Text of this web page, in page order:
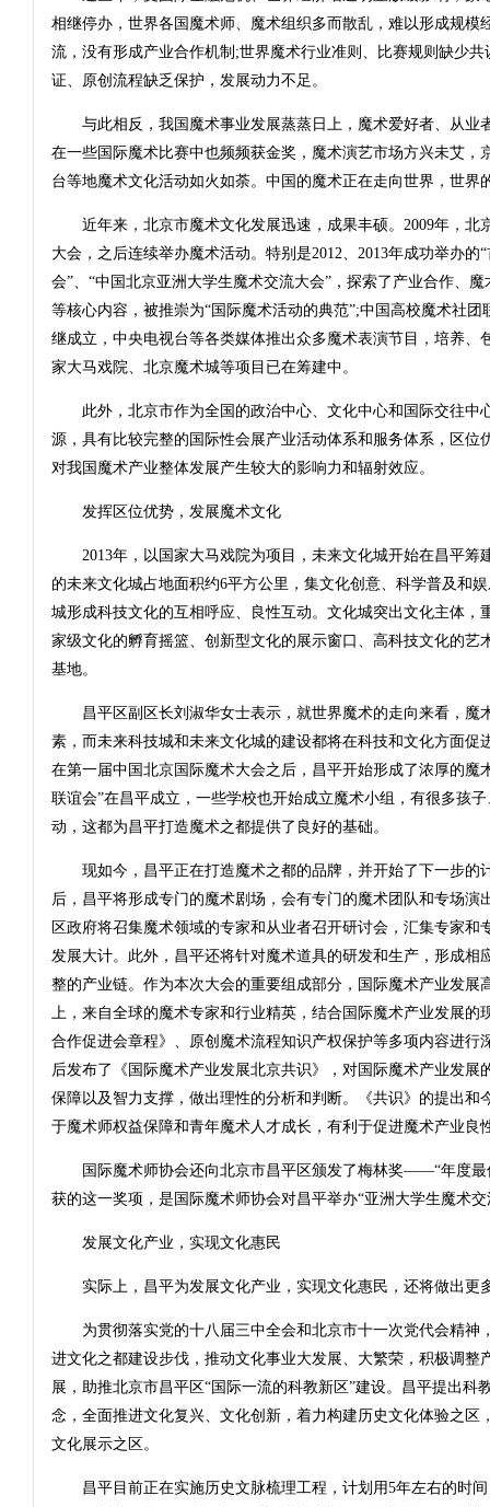
相继停办，世界各国魔术师、魔术组织多而散乱，难以形成规模
流，没有形成产业合作机制;世界魔术行业准则、比赛规则缺少
证、原创流程缺乏保护，发展动力不足。
与此相反，我国魔术事业发展蒸蒸日上，魔术爱好者、从业
在一些国际魔术比赛中也频频获金奖，魔术演艺市场方兴未艾，
台等地魔术文化活动如火如荼。中国的魔术正在走向世界，世界
近年来，北京市魔术文化发展迅速，成果丰硕。2009年，北
大会，之后连续举办魔术活动。特别是2012、2013年成功举办的
会”、“中国北京亚洲大学生魔术交流大会”，探索了产业合作、
等核心内容，被推崇为“国际魔术活动的典范”;中国高校魔术社团
继成立，中央电视台等各类媒体推出众多魔术表演节目，培养、
家大马戏院、北京魔术城等项目已在筹建中。
此外，北京市作为全国的政治中心、文化中心和国际交往中
源，具有比较完整的国际性会展产业活动体系和服务体系，区位
对我国魔术产业整体发展产生较大的影响力和辐射效应。
发挥区位优势，发展魔术文化
2013年，以国家大马戏院为项目，未来文化城开始在昌平筹
的未来文化城占地面积约6平方公里，集文化创意、科学普及和
城形成科技文化的互相呼应、良性互动。文化城突出文化主体，
家级文化的孵育摇篮、创新型文化的展示窗口、高科技文化的艺
基地。
昌平区副区长刘淑华女士表示，就世界魔术的走向来看，魔
素，而未来科技城和未来文化城的建设都将在科技和文化方面促
在第一届中国北京国际魔术大会之后，昌平开始形成了浓厚的魔
联谊会”在昌平成立，一些学校也开始成立魔术小组，有很多孩
动，这都为昌平打造魔术之都提供了良好的基础。
现如今，昌平正在打造魔术之都的品牌，并开始了下一步的
后，昌平将形成专门的魔术剧场，会有专门的魔术团队和专场演
区政府将召集魔术领域的专家和从业者召开研讨会，汇集专家和
发展大计。此外，昌平还将针对魔术道具的研发和生产，形成相
整的产业链。作为本次大会的重要组成部分，国际魔术产业发展
上，来自全球的魔术专家和行业精英，结合国际魔术产业发展的
合作促进会章程》、原创魔术流程知识产权保护等多项内容进行
后发布了《国际魔术产业发展北京共识》，对国际魔术产业发展
保障以及智力支撑，做出理性的分析和判断。《共识》的提出和
于魔术师权益保障和青年魔术人才成长，有利于促进魔术产业良
国际魔术师协会还向北京市昌平区颁发了梅林奖——“年度最
获的这一奖项，是国际魔术师协会对昌平举办“亚洲大学生魔术
发展文化产业，实现文化惠民
实际上，昌平为发展文化产业，实现文化惠民，还将做出更
为贯彻落实党的十八届三中全会和北京市十一次党代会精神
进文化之都建设步伐，推动文化事业大发展、大繁荣，积极调整
展，助推北京市昌平区“国际一流的科教新区”建设。昌平提出科
念，全面推进文化复兴、文化创新，着力构建历史文化体验之区
文化展示之区。
昌平目前正在实施历史文脉梳理工程，计划用5年左右的时间